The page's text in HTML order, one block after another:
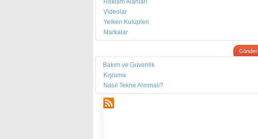
Reklam Alanları
Videolar
Yelken Kulüpleri
Markalar
Bakım ve Güvenlik
Kışlama
Nasıl Tekne Alınmalı?
Haber ve kampanyalardan haberdar olmak için e-bülten üyemiz
olun.
Gönder
110 Metrelik ER Yacht Design Tasarımı